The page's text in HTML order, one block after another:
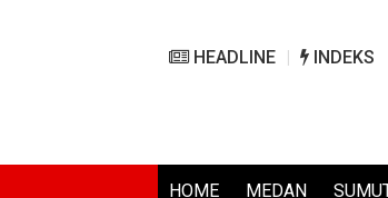
HEADLINE INDEKS
HOME MEDAN